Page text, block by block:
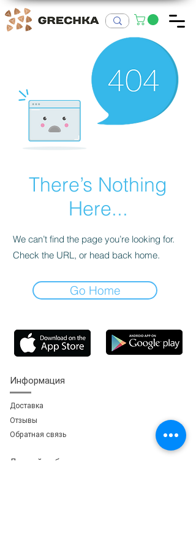
There’s Nothing
Here...
We can’t find the page you’re looking for.
Check the URL, or head back home.
Go Home
Информация
Доставка
Отзывы
Обратная связь
Личный кабинет